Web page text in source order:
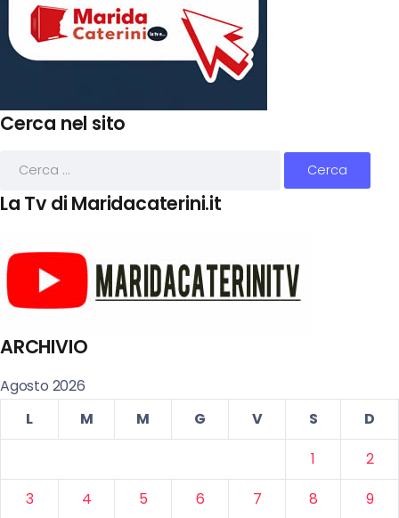
Cerca nel sito
La Tv di Maridacaterini.it
ARCHIVIO
Agosto 2026
L
M M G V S
D
1
2
3
4 5 6 7 8
9